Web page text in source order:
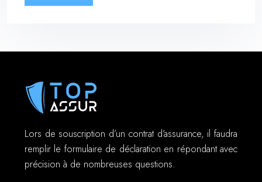
Lors de souscription d’un contrat d’assurance, il faudra
remplir le formulaire de déclaration en répondant avec
précision à de nombreuses questions.